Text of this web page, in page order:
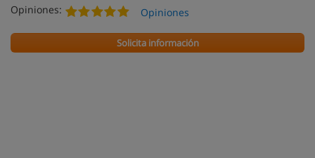
Opiniones:
Opiniones
Solicita información